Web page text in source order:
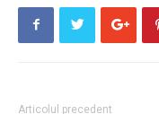
Articolul precedent